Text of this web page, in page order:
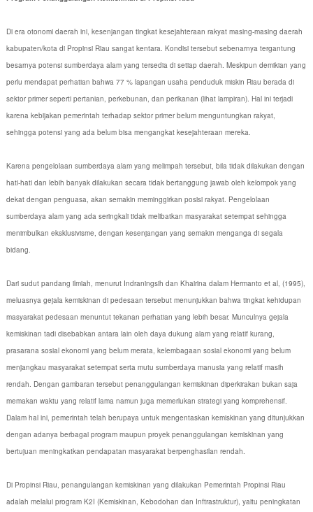
Di era otonomi daerah ini, kesenjangan tingkat kesejahteraan rakyat masing-masing daerah
kabupaten/kota di Propinsi Riau sangat kentara. Kondisi tersebut sebenarnya tergantung
besarnya potensi sumberdaya alam yang tersedia di setiap daerah. Meskipun demikian yang
perlu mendapat perhatian bahwa 77 % lapangan usaha penduduk miskin Riau berada di
sektor primer seperti pertanian, perkebunan, dan perikanan (lihat lampiran). Hal ini terjadi
karena kebijakan pemerintah terhadap sektor primer belum menguntungkan rakyat,
sehingga potensi yang ada belum bisa mengangkat kesejahteraan mereka.
Karena pengelolaan sumberdaya alam yang melimpah tersebut, bila tidak dilakukan dengan
hati-hati dan lebih banyak dilakukan secara tidak bertanggung jawab oleh kelompok yang
dekat dengan penguasa, akan semakin meminggirkan posisi rakyat. Pengelolaan
sumberdaya alam yang ada seringkali tidak melibatkan masyarakat setempat sehingga
menimbulkan eksklusivisme, dengan kesenjangan yang semakin menganga di segala
bidang.
Dari sudut pandang ilmiah, menurut Indraningsih dan Khairina dalam Hermanto et al, (1995),
meluasnya gejala kemiskinan di pedesaan tersebut menunjukkan bahwa tingkat kehidupan
masyarakat pedesaan menuntut tekanan perhatian yang lebih besar. Munculnya gejala
kemiskinan tadi disebabkan antara lain oleh daya dukung alam yang relatif kurang,
prasarana sosial ekonomi yang belum merata, kelembagaan sosial ekonomi yang belum
menjangkau masyarakat setempat serta mutu sumberdaya manusia yang relatif masih
rendah. Dengan gambaran tersebut penanggulangan kemiskinan diperkirakan bukan saja
memakan waktu yang relatif lama namun juga memerlukan strategi yang komprehensif.
Dalam hal ini, pemerintah telah berupaya untuk mengentaskan kemiskinan yang ditunjukkan
dengan adanya berbagai program maupun proyek penanggulangan kemiskinan yang
bertujuan meningkatkan pendapatan masyarakat berpenghasilan rendah.
Di Propinsi Riau, penangulangan kemiskinan yang dilakukan Pemerintah Propinsi Riau
adalah melalui program K2I (Kemiskinan, Kebodohan dan Inftrastruktur), yaitu peningkatan